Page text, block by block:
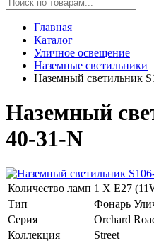
Главная
Каталог
Уличное освещение
Наземные светильники
Наземный светильник
Наземный
40-31-N
Количество ламп 1 Х E27
Тип
Фонарь
Серия
Orchard
Коллекция
Street